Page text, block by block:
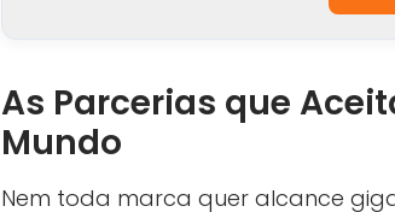
As Parcerias que
Mundo
Nem toda marca quer alcance